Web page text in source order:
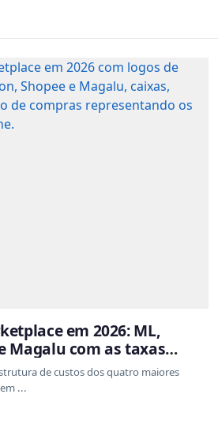
em 2026: ML,
Magalu com as taxas
de custos dos quatro maiores
...